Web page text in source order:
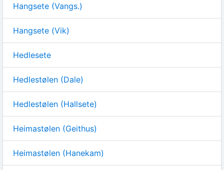
Hangsete (Vangs.)
Hangsete (Vik)
Hedlesete
Hedlestølen (Dale)
Hedlestølen (Hallsete)
Heimastølen (Geithus)
Heimastølen (Hanekam)